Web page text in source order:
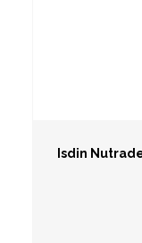
Isdin